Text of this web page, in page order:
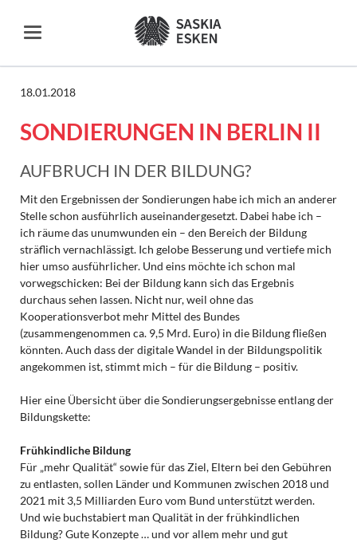
18.01.2018
SONDIERUNGEN IN BERLIN II
AUFBRUCH IN DER BILDUNG?
Mit den Ergebnissen der Sondierungen habe ich mich an anderer
Stelle schon ausführlich auseinandergesetzt. Dabei habe ich –
ich räume das unumwunden ein – den Bereich der Bildung
sträflich vernachlässigt. Ich gelobe Besserung und vertiefe mich
hier umso ausführlicher. Und eins möchte ich schon mal
vorwegschicken: Bei der Bildung kann sich das Ergebnis
durchaus sehen lassen. Nicht nur, weil ohne das
Kooperationsverbot mehr Mittel des Bundes
(zusammengenommen ca. 9,5 Mrd. Euro) in die Bildung fließen
könnten. Auch dass der digitale Wandel in der Bildungspolitik
angekommen ist, stimmt mich – für die Bildung – positiv.
Hier eine Übersicht über die Sondierungsergebnisse entlang der
Bildungskette:
Frühkindliche Bildung
Für „mehr Qualität“ sowie für das Ziel, Eltern bei den Gebühren
zu entlasten, sollen Länder und Kommunen zwischen 2018 und
2021 mit 3,5 Milliarden Euro vom Bund unterstützt werden.
Und wie buchstabiert man Qualität in der frühkindlichen
Bildung? Gute Konzepte … und vor allem mehr und gut